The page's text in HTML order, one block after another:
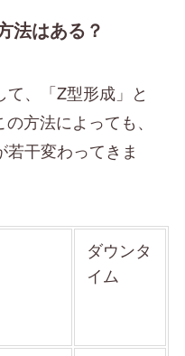
法はある？
、「Z型形成」と
方法によっても、
干変わってきま
ダウンタ
イム